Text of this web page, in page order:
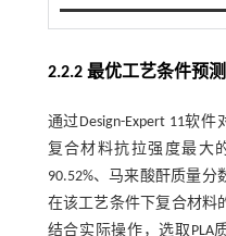
2.2.2 最优工艺条件预
通过Design-Expert 11软
复合材料抗拉强度最大
90.52%、马来酸酐质量分
在该工艺条件下复合材料
结合实际操作，选取PLA